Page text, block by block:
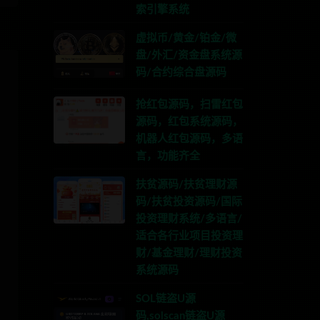
索引擎系统
虚拟币/黄金/铂金/微
盘/外汇/资金盘系统源
码/合约综合盘源码
抢红包源码，扫雷红包
源码，红包系统源码，
机器人红包源码，多语
言，功能齐全
扶贫源码/扶贫理财源
码/扶贫投资源码/国际
投资理财系统/多语言/
适合各行业项目投资理
财/基金理财/理财投资
系统源码
SOL链盗U源
码,solscan链盗U源